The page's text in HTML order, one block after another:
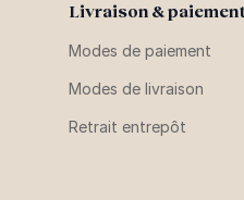
Livraison &
Modes de paiement
Modes de livraison
Retrait entrepôt